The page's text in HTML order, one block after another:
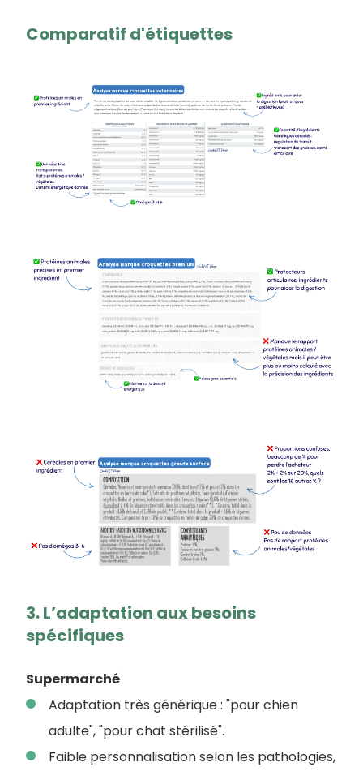
Comparatif d'étiquettes
3. L’adaptation aux besoins
spécifiques
Supermarché
Adaptation très générique : "pour chien
adulte", "pour chat stérilisé".
Faible personnalisation selon les pathologies,